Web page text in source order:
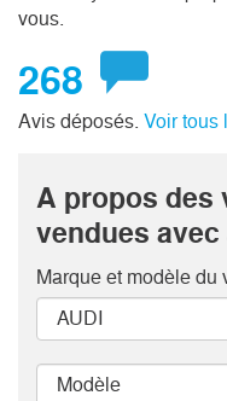
vous.
268
Avis déposés. Voir tous
A propos des
vendues
Marque et modèle du